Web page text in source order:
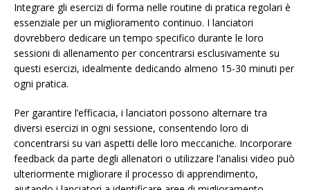
Integrare gli esercizi di forma nelle routine di pratica regolari è
essenziale per un miglioramento continuo. I lanciatori
dovrebbero dedicare un tempo specifico durante le loro
sessioni di allenamento per concentrarsi esclusivamente su
questi esercizi, idealmente dedicando almeno 15-30 minuti per
ogni pratica.
Per garantire l’efficacia, i lanciatori possono alternare tra
diversi esercizi in ogni sessione, consentendo loro di
concentrarsi su vari aspetti delle loro meccaniche. Incorporare
feedback da parte degli allenatori o utilizzare l’analisi video può
ulteriormente migliorare il processo di apprendimento,